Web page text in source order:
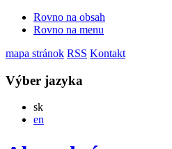
Rovno na obsah
Rovno na menu
mapa stránok RSS Kontakt
Výber jazyka
skSlovensky
en